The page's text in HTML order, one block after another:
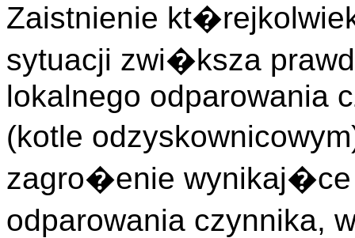
Zaistnienie
sytuacji zwi�ksza
lokalnego odparowania
(kotle
zagro�enie
odparowania czynnika,